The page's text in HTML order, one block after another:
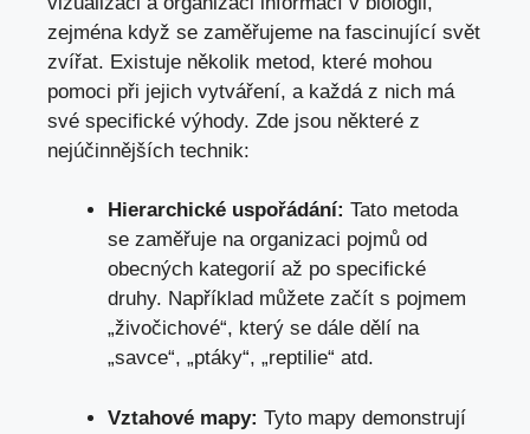
zejména když se zaměřujeme na fascinující svět
zvířat. Existuje několik metod, které mohou
pomoci při jejich vytváření, a každá z nich má
své specifické výhody. Zde jsou některé z
nejúčinnějších technik:
Hierarchické uspořádání: Tato metoda
se zaměřuje na organizaci pojmů od
obecných kategorií až po specifické
druhy. Například můžete začít s pojmem
„živočichové“, který se dále dělí na
„savce“, „ptáky“, „reptilie“ atd.
Vztahové mapy: Tyto mapy demonstrují